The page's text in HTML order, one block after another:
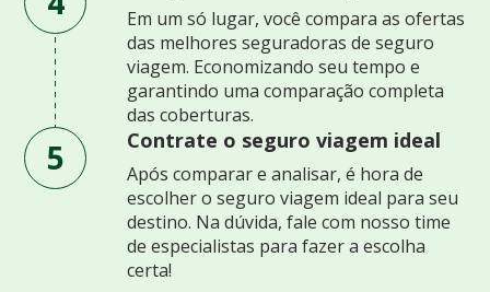
Em um só lugar, você compara as ofertas
das melhores seguradoras de seguro
viagem. Economizando seu tempo e
garantindo uma comparação completa
das coberturas.
5 Contrate o seguro viagem ideal
Após comparar e analisar, é hora de
escolher o seguro viagem ideal para seu
destino. Na dúvida, fale com nosso time
de especialistas para fazer a escolha
certa!